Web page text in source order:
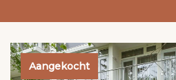
Aangekocht